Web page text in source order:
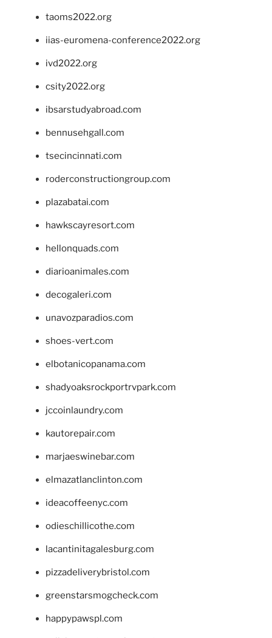
taoms2022.org
iias-euromena-conference2022.org
ivd2022.org
csity2022.org
ibsarstudyabroad.com
bennusehgall.com
tsecincinnati.com
roderconstructiongroup.com
plazabatai.com
hawkscayresort.com
hellonquads.com
diarioanimales.com
decogaleri.com
unavozparadios.com
shoes-vert.com
elbotanicopanama.com
shadyoaksrockportrvpark.com
jccoinlaundry.com
kautorepair.com
marjaeswinebar.com
elmazatlanclinton.com
ideacoffeenyc.com
odieschillicothe.com
lacantinitagalesburg.com
pizzadeliverybristol.com
greenstarsmogcheck.com
happypawspl.com